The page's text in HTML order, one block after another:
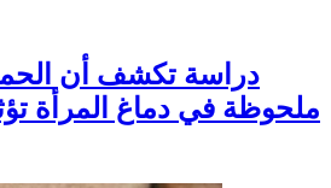
دراسة تكشف أن
ملحوظة في دماغ المرأة